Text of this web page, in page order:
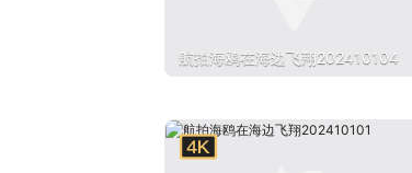
航拍海鸥在海边飞翔202410104